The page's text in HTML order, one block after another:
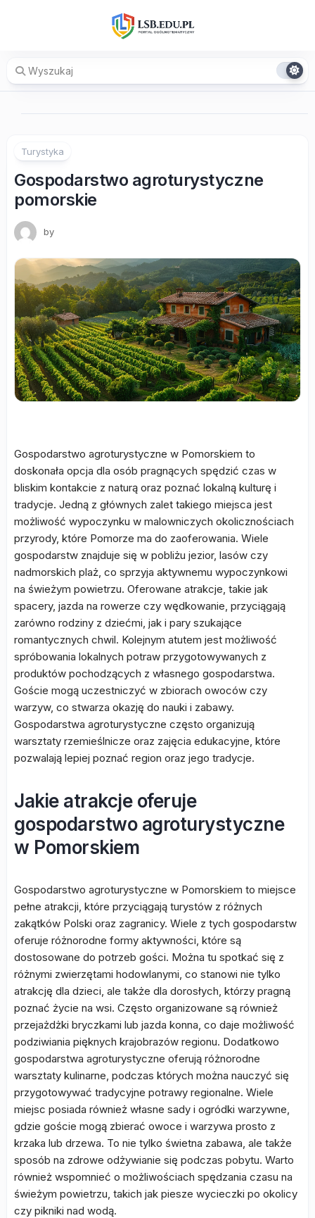
Turystyka
Gospodarstwo agroturystyczne
pomorskie
by
Gospodarstwo agroturystyczne w Pomorskiem to
doskonała opcja dla osób pragnących spędzić czas w
bliskim kontakcie z naturą oraz poznać lokalną kulturę i
tradycje. Jedną z głównych zalet takiego miejsca jest
możliwość wypoczynku w malowniczych okolicznościach
przyrody, które Pomorze ma do zaoferowania. Wiele
gospodarstw znajduje się w pobliżu jezior, lasów czy
nadmorskich plaż, co sprzyja aktywnemu wypoczynkowi
na świeżym powietrzu. Oferowane atrakcje, takie jak
spacery, jazda na rowerze czy wędkowanie, przyciągają
zarówno rodziny z dziećmi, jak i pary szukające
romantycznych chwil. Kolejnym atutem jest możliwość
spróbowania lokalnych potraw przygotowywanych z
produktów pochodzących z własnego gospodarstwa.
Goście mogą uczestniczyć w zbiorach owoców czy
warzyw, co stwarza okazję do nauki i zabawy.
Gospodarstwa agroturystyczne często organizują
warsztaty rzemieślnicze oraz zajęcia edukacyjne, które
pozwalają lepiej poznać region oraz jego tradycje.
Jakie atrakcje oferuje
gospodarstwo agroturystyczne
w Pomorskiem
Gospodarstwo agroturystyczne w Pomorskiem to miejsce
pełne atrakcji, które przyciągają turystów z różnych
zakątków Polski oraz zagranicy. Wiele z tych gospodarstw
oferuje różnorodne formy aktywności, które są
dostosowane do potrzeb gości. Można tu spotkać się z
różnymi zwierzętami hodowlanymi, co stanowi nie tylko
atrakcję dla dzieci, ale także dla dorosłych, którzy pragną
poznać życie na wsi. Często organizowane są również
przejażdżki bryczkami lub jazda konna, co daje możliwość
podziwiania pięknych krajobrazów regionu. Dodatkowo
gospodarstwa agroturystyczne oferują różnorodne
warsztaty kulinarne, podczas których można nauczyć się
przygotowywać tradycyjne potrawy regionalne. Wiele
miejsc posiada również własne sady i ogródki warzywne,
gdzie goście mogą zbierać owoce i warzywa prosto z
krzaka lub drzewa. To nie tylko świetna zabawa, ale także
sposób na zdrowe odżywianie się podczas pobytu. Warto
również wspomnieć o możliwościach spędzania czasu na
świeżym powietrzu, takich jak piesze wycieczki po okolicy
czy pikniki nad wodą.